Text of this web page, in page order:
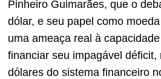
Pinheiro Guimarães, que o
dólar, e seu papel como
uma ameaça real à
financiar seu impagável déficit,
dólares do sistema financeiro